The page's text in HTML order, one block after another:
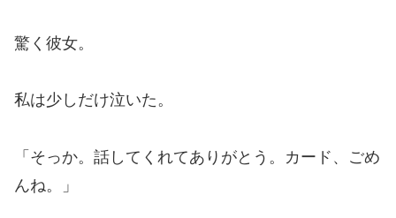
驚く彼女。
私は少しだけ泣いた。
「そっか。話してくれてありがとう。カード、ごめ
んね。」